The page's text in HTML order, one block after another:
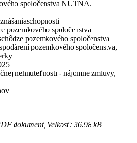
spoločenstva NUTNÁ.
pozemkového spoločenstva
pozemkového spoločenstva
pozemkového spoločenstva,
nehnuteľnosti - nájomne zmluvy,
dokument, Velkosť: 36.98 kB